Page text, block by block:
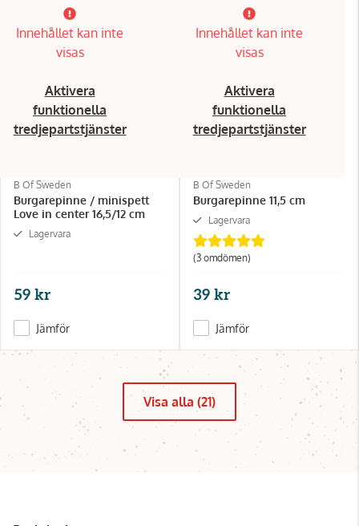
Innehållet kan inte
visas
Aktivera
funktionella
tredjepartstjänster
B Of Sweden
Burgarepinne / minispett
Love in center 16,5/12 cm
Lagervara
59 kr
Jämför
Innehållet kan inte
visas
Aktivera
funktionella
tredjepartstjänster
B Of Sweden
Burgarepinne 11,5 cm
Lagervara
(3 omdömen)
39 kr
Jämför
Visa alla (21)